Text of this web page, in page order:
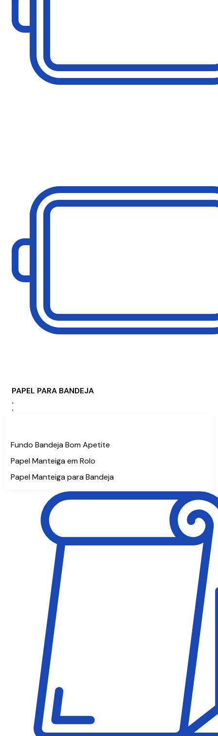
PAPEL PARA BANDEJA
Fundo Bandeja Bom Apetite
Papel Manteiga em Rolo
Papel Manteiga para Bandeja